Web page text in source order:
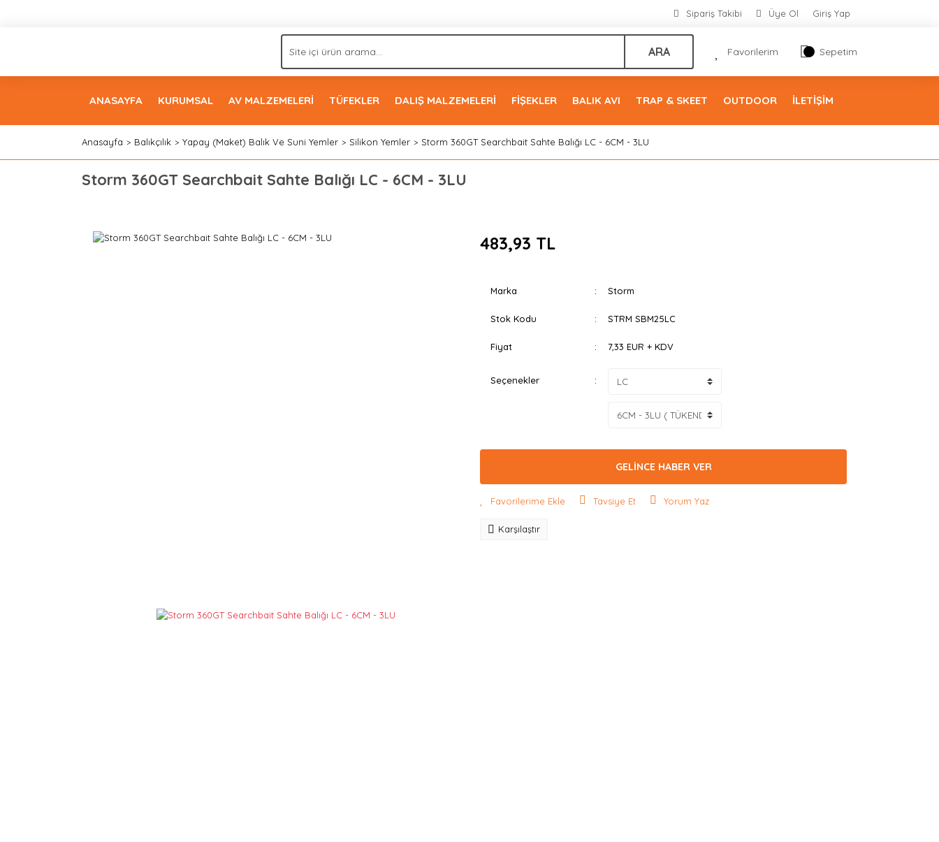
Sipariş Takibi Üye Ol Giriş Yap
ARA Favorilerim Sepetim
ANASAYFA KURUMSAL AV MALZEMELERİ TÜFEKLER DALIŞ MALZEMELERİ FİŞEKLER BALIK AVI TRAP & SKEET OUTDOOR İLETİŞİM
Anasayfa Balıkçılık Yapay (Maket) Balık Ve Suni Yemler Silikon Yemler Storm 360GT Searchbait Sahte Balığı LC - 6CM - 3LU
Storm 360GT Searchbait Sahte Balığı LC - 6CM - 3LU
483,93 TL
Marka Storm
Stok Kodu STRM SBM25LC
Fiyat 7,33 EUR + KDV
Seçenekler
GELİNCE HABER VER
Tavsiye Et Yorum Yaz
Karşılaştır